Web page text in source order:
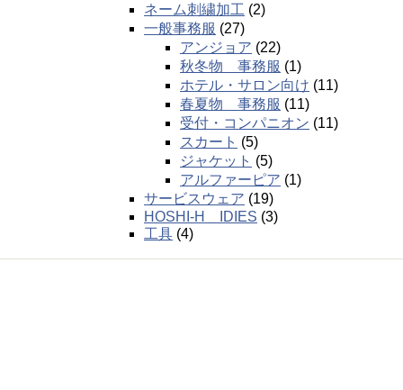
ネーム刺繍加工 (2)
一般事務服 (27)
アンジョア (22)
秋冬物 事務服 (1)
ホテル・サロン向け (11)
春夏物 事務服 (11)
受付・コンパニオン (11)
スカート (5)
ジャケット (5)
アルファーピア (1)
サービスウェア (19)
HOSHI-H IDIES (3)
工具 (4)